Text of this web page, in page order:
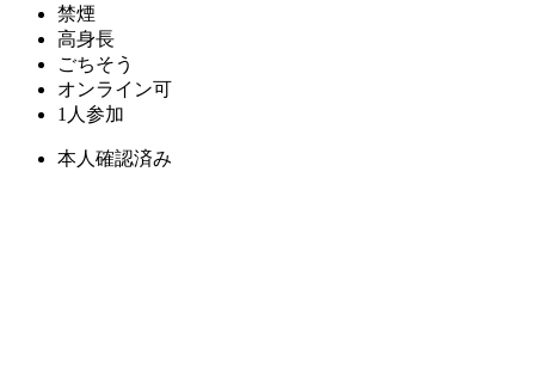
禁煙
高身長
ごちそう
オンライン可
1人参加
本人確認済み